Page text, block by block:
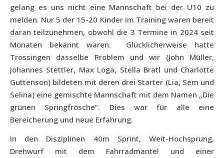
gelang es uns nicht eine Mannschaft bei der U10 zu
melden. Nur 5 der 15-20 Kinder im Training waren bereit
daran teilzunehmen, obwohl die 3 Termine in 2024 seit
Monaten bekannt waren.
Glücklicherweise hatte
Trossingen dasselbe Problem und wir (John Müller,
Johannes Stettler, Max Loga, Stella Bratl und Charlotte
Guttenson) bildeten mit deren drei Starter (Lia, Sem und
Selina) eine gemischte Mannschaft mit dem Namen „Die
grünen Springfrösche“. Dies war für alle eine
Bereicherung und neue Erfahrung.
In den Disziplinen 40m Sprint, Weit-Hochsprung,
Drehwurf mit dem Fahrradmantel und einer